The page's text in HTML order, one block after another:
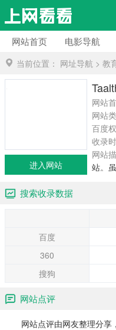
网站首页 电影导航
当前位置： 网址导航 > 教
网站
网站
百度
收录
网站
站。
户成
进入网站
搜索收录数据
百度
360
搜狗
网站点评
网站点评由网友整理分享